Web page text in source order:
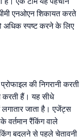
एनओएन शिकायत करते
अधिक स्पष्ट करने के लिए
की निगरानी करती
करती हैं। यह सीधे
जाता है। एजेंट्स
वर्तमान रैंकिंग वाले
बदलने से पहले चेतावनी